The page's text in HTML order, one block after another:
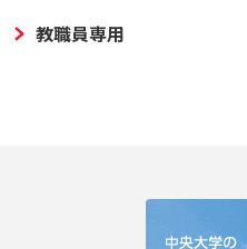
教職員専用